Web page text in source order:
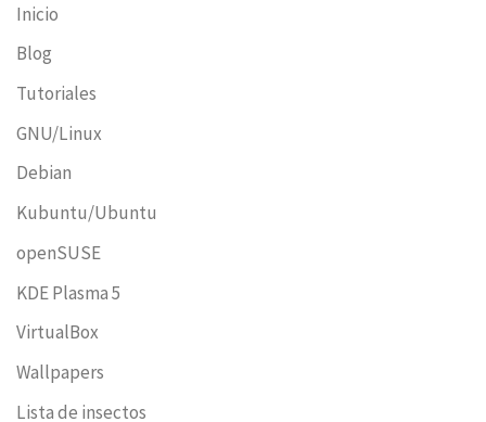
Inicio
Blog
Tutoriales
GNU/Linux
Debian
Kubuntu/Ubuntu
openSUSE
KDE Plasma 5
VirtualBox
Wallpapers
Lista de insectos